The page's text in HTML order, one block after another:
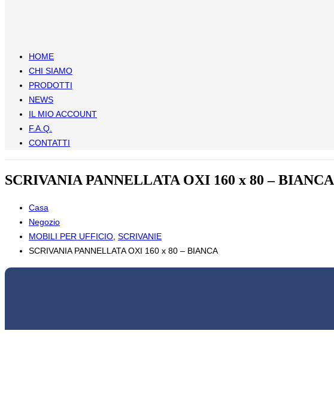
HOME
CHI SIAMO
PRODOTTI
NEWS
IL MIO ACCOUNT
F.A.Q.
CONTATTI
SCRIVANIA PANNELLATA OXI 160 x 80 – BIANCA
Casa
Negozio
MOBILI PER UFFICIO SCRIVANIE
SCRIVANIA PANNELLATA OXI 160 x 80 – BIANCA